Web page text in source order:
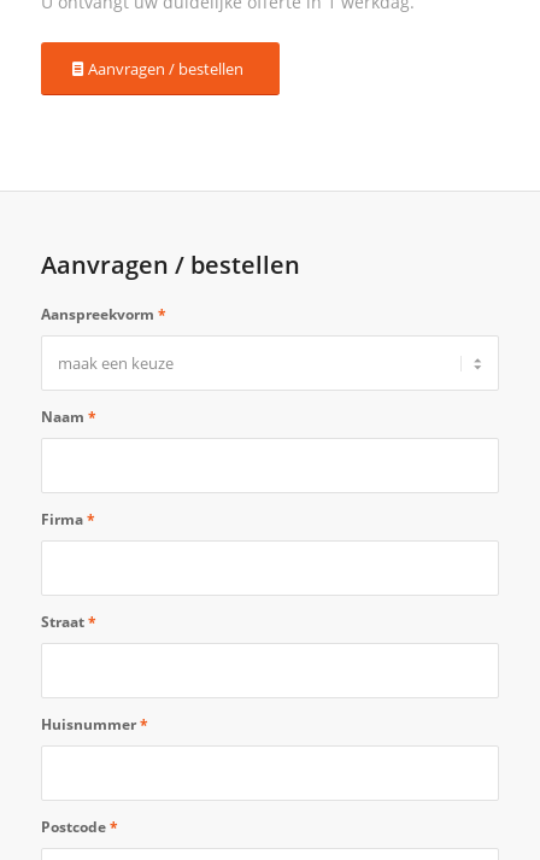
Aanvragen / bestellen
Aanvragen / bestellen
Aanspreekvorm *
Naam *
Firma*
Straat*
Huisnummer*
Postcode*